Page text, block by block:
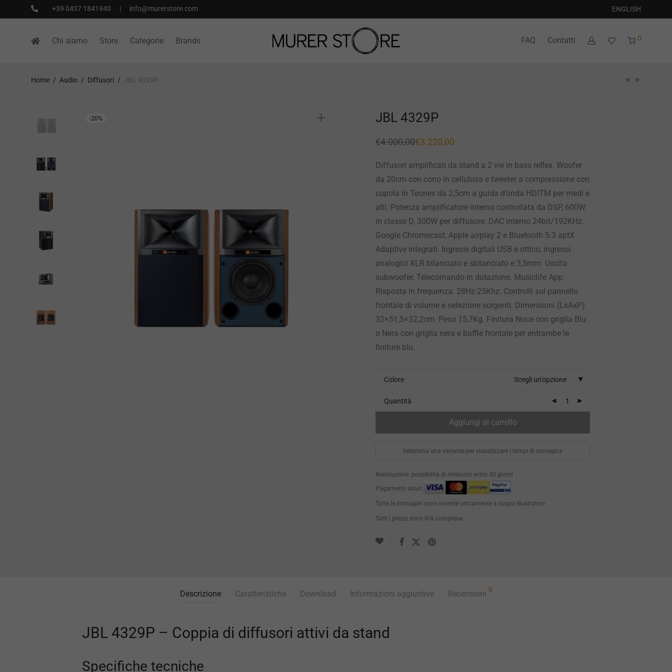
+39 0437 1841940 | info@murerstore.com ENGLISH
Chi siamo Store Categorie Brands FAQ Contatti 0
Home / Audio / Diffusori / JBL 4329P
-20% JBL 4329P
€4.000,00
Il
era:
€3.220,00
Il
è:
Diffusori amplificati da stand a 2 vie in bass reflex. Woofer
da 20cm con cono in cellulosa e tweeter a compressione con
cupola in Teonex da 2,5cm a guida d’onda HDITM per medi e
alti. Potenza amplificatore interno controllata da DSP, 600W
in classe D, 300W per diffusore. DAC interno 24bit/192KHz.
Google Chromecast, Apple airplay 2 e Bluetooth 5.3 aptX
Adaptive integrati. Ingressi digitali USB e ottico, ingressi
analogici XLR bilanciato e sbilanciato e 3,5mm. Uscita
subwoofer. Telecomando in dotazione. Musiclife App.
Risposta in frequenza: 28Hz-25Khz. Controlli sul pannello
frontale di volume e selezione sorgenti. Dimensioni (LxAxP)
32×51,5×32,2cm. Peso 15,7Kg. Finitura Noce con griglia Blu
o Nera con griglia nera e baffle frontale per entrambe le
finiture blu.
Colore Scegli un'opzione
Quantità
Aggiungi al carrello
Seleziona una variante per visualizzare i tempi di consegna
Restituzione: possibilità di rimborso entro 30 giorni
Pagamenti sicuri:
Tutte le immagini sono inserite unicamente a scopo illustrativo
Tutti i prezzi sono IVA compresa
Descrizione Caratteristiche Download Informazioni aggiuntive Recensioni 0
JBL 4329P – Coppia di diffusori attivi da stand
Specifiche tecniche